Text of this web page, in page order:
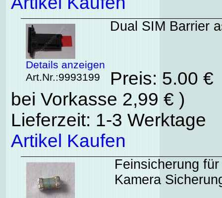
Details anzeigen
Art.Nr.:9993199
Dual SIM Barrier
Preis: 5.00
bei Vorkasse 2,99 € )
Lieferzeit: 1-3 Werktage
Artikel Kaufen
Feinsicherung
Kamera